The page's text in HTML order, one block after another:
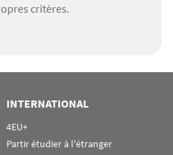
critères.
INTERNATIONAL
4EU+
Partir étudier à l'étranger